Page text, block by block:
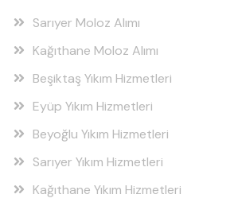
Sarıyer Moloz Alımı
Kağıthane Moloz Alımı
Beşiktaş Yıkım Hizmetleri
Eyüp Yıkım Hizmetleri
Beyoğlu Yıkım Hizmetleri
Sarıyer Yıkım Hizmetleri
Kağıthane Yıkım Hizmetleri